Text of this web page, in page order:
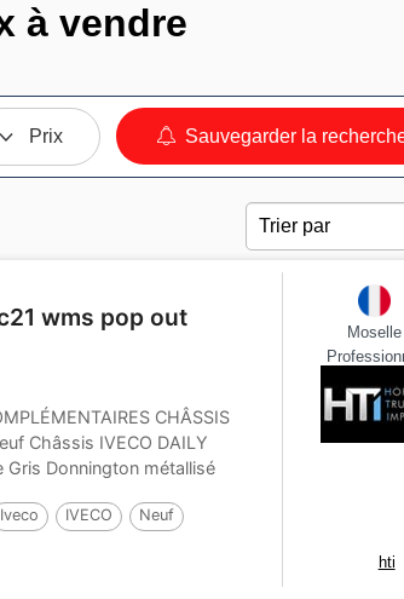
à vendre
Prix Sauvegarder la
wms pop out
CHÂSSIS
Châssis IVECO DAILY
Gris Donnington métallisé
Iveco IVECO Neuf
Moselle
hti